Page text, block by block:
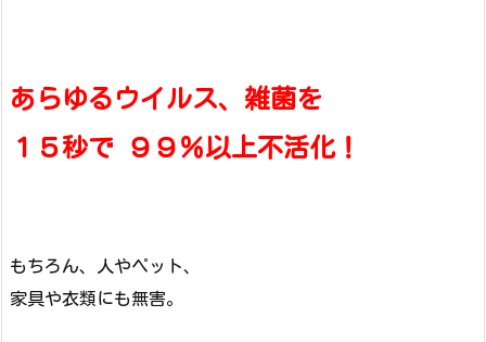
あらゆるウイルス、雑菌を
１５秒で ９９％以上不活化！
もちろん、人やペット、
家具や衣類にも無害。